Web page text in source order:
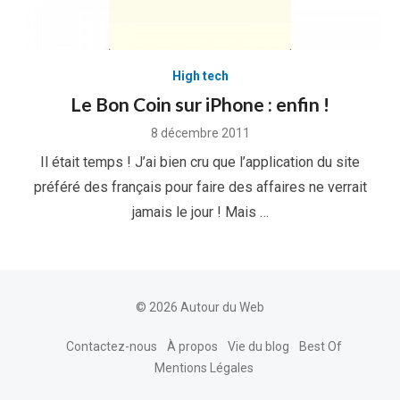
High tech
Le Bon Coin sur iPhone : enfin !
Posted
8 décembre 2011
Il était temps ! J’ai bien cru que l’application du site
préféré des français pour faire des affaires ne verrait
jamais le jour ! Mais …
© 2026 Autour du Web
Contactez-nous À propos Vie du blog
Best Of
Mentions Légales